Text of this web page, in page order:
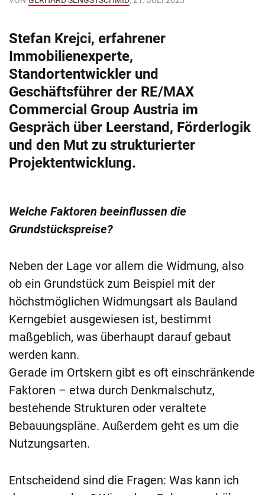
Stefan Krejci, erfahrener
Immobilienexperte,
Standortentwickler und
Geschäftsführer der RE/MAX
Commercial Group Austria im
Gespräch über Leerstand, Förderlogik
und den Mut zu strukturierter
Projektentwicklung.
Welche Faktoren beeinflussen die
Grundstückspreise?
Neben der Lage vor allem die Widmung, also
ob ein Grundstück zum Beispiel mit der
höchstmöglichen Widmungsart als Bauland
Kerngebiet ausgewiesen ist, bestimmt
maßgeblich, was überhaupt darauf gebaut
werden kann.
Gerade im Ortskern gibt es oft einschränkende
Faktoren – etwa durch Denkmalschutz,
bestehende Strukturen oder veraltete
Bebauungspläne. Außerdem geht es um die
Nutzungsarten.
Entscheidend sind die Fragen: Was kann ich